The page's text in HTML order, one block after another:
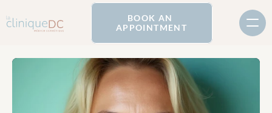
BOOK AN
APPOINTMENT